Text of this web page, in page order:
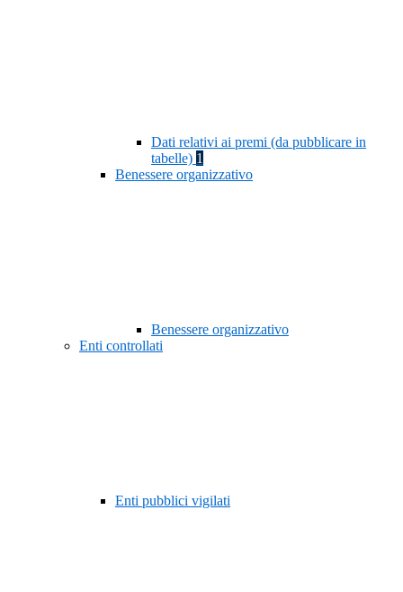
Dati relativi ai premi (da pubblicare in
tabelle) 1
Benessere organizzativo
Benessere organizzativo
Enti controllati
Enti pubblici vigilati